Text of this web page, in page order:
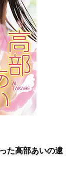
た高部あいの逮